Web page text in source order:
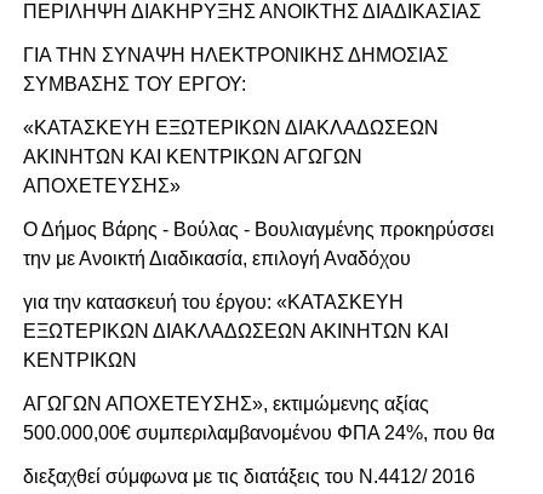
ΠΕΡΙΛΗΨΗ ΔΙΑΚΗΡΥΞΗΣ ΑΝΟΙΚΤΗΣ ΔΙΑΔΙΚΑΣΙΑΣ
ΓΙΑ ΤΗΝ ΣΥΝΑΨΗ ΗΛΕΚΤΡΟΝΙΚΗΣ ΔΗΜΟΣΙΑΣ
ΣΥΜΒΑΣΗΣ ΤΟΥ ΕΡΓΟΥ:
«ΚΑΤΑΣΚΕΥΗ ΕΞΩΤΕΡΙΚΩΝ ΔΙΑΚΛΑΔΩΣΕΩΝ
ΑΚΙΝΗΤΩΝ ΚΑΙ ΚΕΝΤΡΙΚΩΝ ΑΓΩΓΩΝ
ΑΠΟΧΕΤΕΥΣΗΣ»
Ο Δήμος Βάρης - Βούλας - Βουλιαγμένης προκηρύσσει
την με Ανοικτή Διαδικασία, επιλογή Αναδόχου
για την κατασκευή του έργου: «ΚΑΤΑΣΚΕΥΗ
ΕΞΩΤΕΡΙΚΩΝ ΔΙΑΚΛΑΔΩΣΕΩΝ ΑΚΙΝΗΤΩΝ ΚΑΙ
ΚΕΝΤΡΙΚΩΝ
ΑΓΩΓΩΝ ΑΠΟΧΕΤΕΥΣΗΣ», εκτιμώμενης αξίας
500.000,00€ συμπεριλαμβανομένου ΦΠΑ 24%, που θα
διεξαχθεί σύμφωνα με τις διατάξεις του N.4412/ 2016